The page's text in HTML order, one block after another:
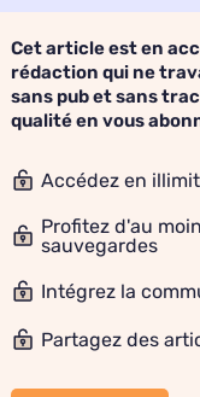
Cet article est en
rédaction qui ne
sans pub et sans
qualité en vous
Accédez en
Profitez d'au
sauvegardes
Intégrez la
Partagez des